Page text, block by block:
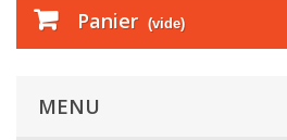
Panier (vide)
MENU